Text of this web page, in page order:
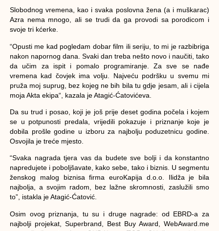
Slobodnog vremena, kao i svaka poslovna žena (a i muškarac)
Azra nema mnogo, ali se trudi da ga provodi sa porodicom i
svoje tri kćerke.
“Opusti me kad pogledam dobar film ili seriju, to mi je razbibriga
nakon napornog dana. Svaki dan treba nešto novo i naučiti, tako
da učim za ispit i pomalo programiranje. Za sve se nađe
vremena kad čovjek ima volju. Najveću podršku u svemu mi
pruža moj suprug, bez kojeg ne bih bila tu gdje jesam, ali i cijela
moja Akta ekipa“, kazala je Atagić-Ćatovićeva.
Da su trud i posao, koji je još prije deset godina počela i kojem
se u potpunosti predala, vrijedili pokazuje i priznanje koje je
dobila prošle godine u izboru za najbolju poduzetnicu godine.
Osvojila je treće mjesto.
“Svaka nagrada tjera vas da budete sve bolji i da konstantno
napredujete i poboljšavate, kako sebe, tako i biznis. U segmentu
ženskog malog biznisa firma euroKapija d.o.o. Ilidža je bila
najbolja, a svojim radom, bez lažne skromnosti, zaslužili smo
to”, istakla je Atagić-Ćatović.
Osim ovog priznanja, tu su i druge nagrade: od EBRD-a za
najbolji projekat, Superbrand, Best Buy Award, WebAward.me